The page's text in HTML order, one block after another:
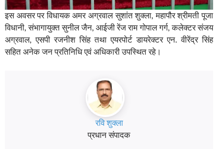
इस अवसर पर विधायक अमर अग्रवाल सुशांत शुक्ला, महापौर श्रीमती पूजा
विधानी, संभागायुक्त सुनील जैन, आईजी रेंज राम गोपाल गर्ग, कलेक्टर संजय
अग्रवाल, एसपी रजनीश सिंह तथा एयरपोर्ट डायरेक्टर एन. वीरेंद्र सिंह
सहित अनेक जन प्रतिनिधि एवं अधिकारी उपस्थित रहे।
रवि शुक्ला
प्रधान संपादक